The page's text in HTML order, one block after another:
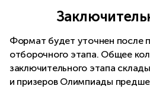
Формат будет уточнен после
отборочного этапа. Общее
заключительного этапа
и призеров Олимпиады